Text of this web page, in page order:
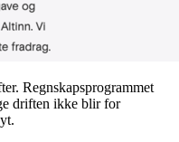
Regnskapsprogrammet
driften ikke blir for